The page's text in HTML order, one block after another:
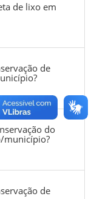
de lixo em
de
do
município?
de